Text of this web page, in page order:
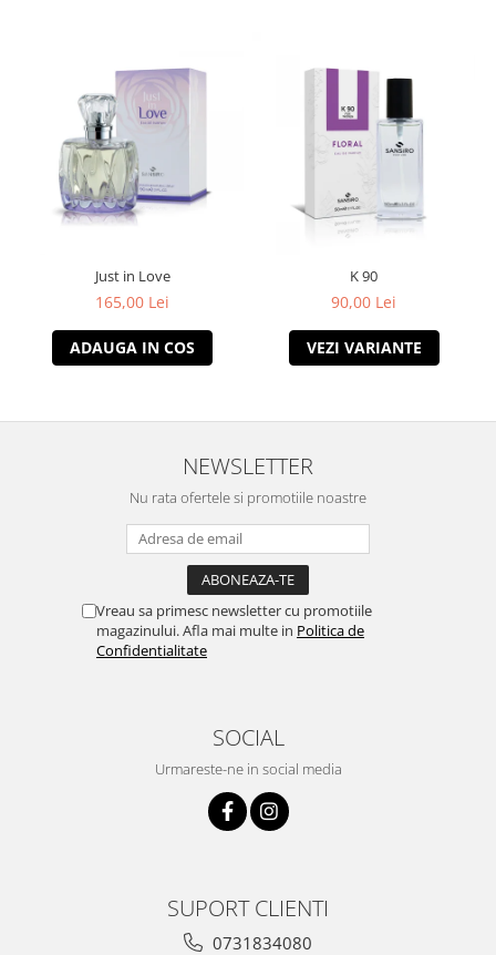
Just in Love
165,00 Lei
ADAUGA IN COS
K 90
90,00 Lei
VEZI VARIANTE
NEWSLETTER
Nu rata ofertele si promotiile noastre
Vreau sa primesc newsletter cu promotiile
magazinului. Afla mai multe in Politica de
Confidentialitate
SOCIAL
Urmareste-ne in social media
SUPORT CLIENTI
0731834080